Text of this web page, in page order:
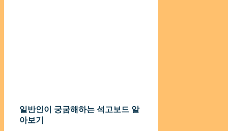
일반인이 궁굼해하는 석고보드 알
아보기